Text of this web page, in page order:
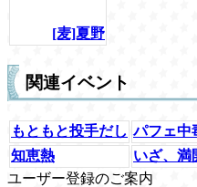
[麦]夏野
関連イベント
もともと投手だし パフェ中
知恵熱
いざ、満
ユーザー登録のご案内